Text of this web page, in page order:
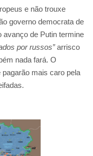
e não trouxe
governo democrata de
de Putin termine
por russos”arrisco
nada fará. O
mais caro pela